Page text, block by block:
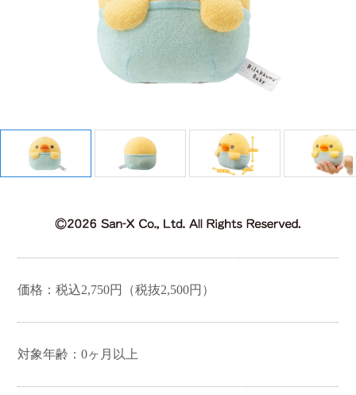
ラブあみシリーズ
価格：税込2,750円（税抜2,500円）
対象年齢：0ヶ月以上